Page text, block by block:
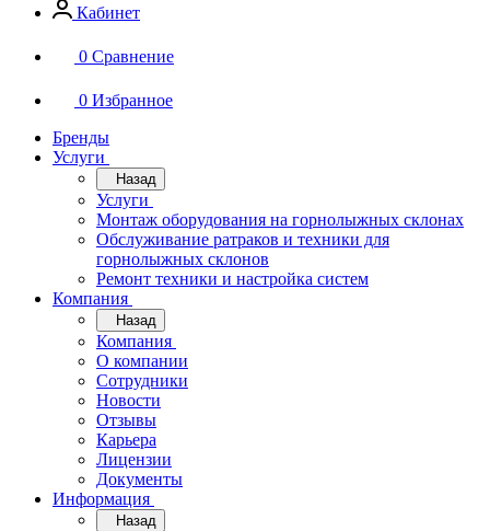
Кабинет
0 Сравнение
0 Избранное
Бренды
Услуги
Назад
Услуги
Монтаж оборудования на горнолыжных склонах
Обслуживание ратраков и техники для
горнолыжных склонов
Ремонт техники и настройка систем
Компания
Назад
Компания
О компании
Сотрудники
Новости
Отзывы
Карьера
Лицензии
Документы
Информация
Назад